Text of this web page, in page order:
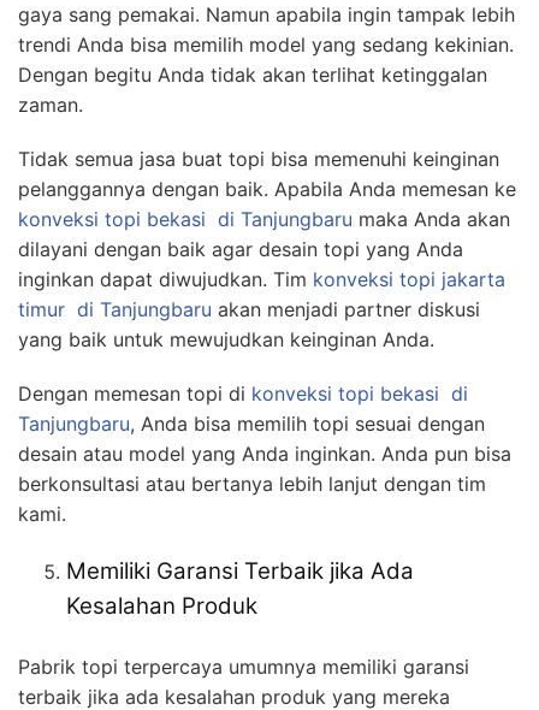
gaya sang pemakai. Namun apabila ingin tampak lebih
trendi Anda bisa memilih model yang sedang kekinian.
Dengan begitu Anda tidak akan terlihat ketinggalan
zaman.
Tidak semua jasa buat topi bisa memenuhi keinginan
pelanggannya dengan baik. Apabila Anda memesan ke
konveksi topi bekasi di Tanjungbaru maka Anda akan
dilayani dengan baik agar desain topi yang Anda
inginkan dapat diwujudkan. Tim konveksi topi jakarta
timur di Tanjungbaru akan menjadi partner diskusi
yang baik untuk mewujudkan keinginan Anda.
Dengan memesan topi di konveksi topi bekasi di
Tanjungbaru, Anda bisa memilih topi sesuai dengan
desain atau model yang Anda inginkan. Anda pun bisa
berkonsultasi atau bertanya lebih lanjut dengan tim
kami.
Memiliki Garansi Terbaik jika Ada
Kesalahan Produk
Pabrik topi terpercaya umumnya memiliki garansi
terbaik jika ada kesalahan produk yang mereka